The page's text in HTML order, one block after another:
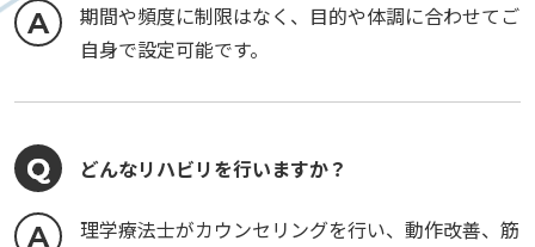
期間や頻度に制限はなく、目的や体調に合わせてご
自身で設定可能です。
どんなリハビリを行いますか？
理学療法士がカウンセリングを行い、動作改善、筋